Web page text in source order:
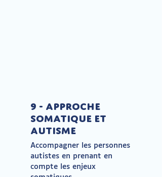
9 - Approche
somatique et
Autisme
Accompagner les personnes
autistes en prenant en
compte les enjeux